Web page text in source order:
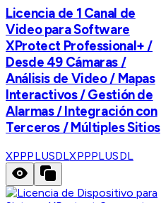
Licencia de 1 Canal de
Video para Software
XProtect Professional+ /
Desde 49 Cámaras /
Análisis de Video / Mapas
Interactivos / Gestión de
Alarmas / Integración con
Terceros / Múltiples Sitios
XPPPLUSDLXPPPLUSDL